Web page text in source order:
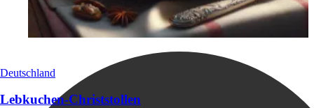
Deutschland
Lebkuchen-Christstollen